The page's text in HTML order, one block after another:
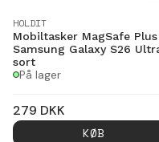
HOLDIT
Mobiltasker MagSafe Plus
Samsung Galaxy S26
sort
På lager
279 DKK
KØB